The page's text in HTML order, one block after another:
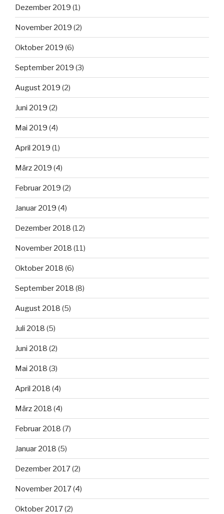
Dezember 2019 (1)
November 2019 (2)
Oktober 2019 (6)
September 2019 (3)
August 2019 (2)
Juni 2019 (2)
Mai 2019 (4)
April 2019 (1)
März 2019 (4)
Februar 2019 (2)
Januar 2019 (4)
Dezember 2018 (12)
November 2018 (11)
Oktober 2018 (6)
September 2018 (8)
August 2018 (5)
Juli 2018 (5)
Juni 2018 (2)
Mai 2018 (3)
April 2018 (4)
März 2018 (4)
Februar 2018 (7)
Januar 2018 (5)
Dezember 2017(2)
November 2017(4)
Oktober 2017(2)